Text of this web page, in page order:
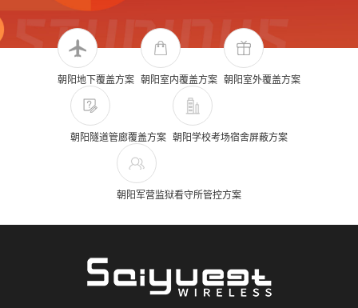
朝阳地下覆盖方案 朝阳室内覆盖方案 朝阳室外覆盖方案
朝阳隧道管廊覆盖方案 朝阳学校考场宿舍屏蔽方案
朝阳军营监狱看守所管控方案